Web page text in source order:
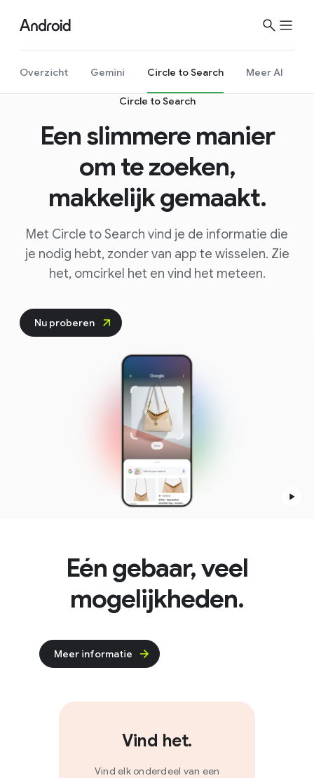
Overzicht Gemini Circle to Search Meer AI
Circle to Search
Een slimmere manier
om te zoeken,
makkelijk gemaakt.
Met Circle to Search vind je de informatie die
je nodig hebt, zonder van app te wisselen. Zie
het, omcirkel het en vind het meteen.
Nu proberen
Eén gebaar, veel
mogelijkheden.
Meer informatie
Vind het.
Vind elk onderdeel van een